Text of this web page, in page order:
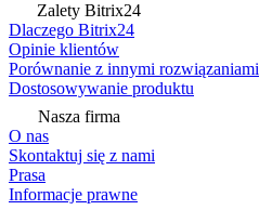
Zalety Bitrix24
Dlaczego Bitrix24
Opinie klientów
Porównanie z innymi rozwiązaniami
Dostosowywanie produktu
Nasza firma
O nas
Skontaktuj się z nami
Prasa
Informacje prawne